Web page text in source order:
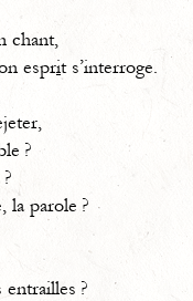
chant,
esprit s’interroge.
?
la parole ?
entrailles ?